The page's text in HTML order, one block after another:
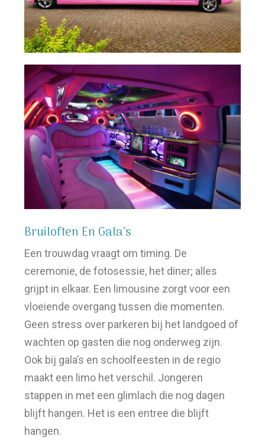
Bruiloften En Gala’s
Een trouwdag vraagt om timing. De
ceremonie, de fotosessie, het diner; alles
grijpt in elkaar. Een limousine zorgt voor een
vloeiende overgang tussen die momenten.
Geen stress over parkeren bij het landgoed of
wachten op gasten die nog onderweg zijn.
Ook bij gala’s en schoolfeesten in de regio
maakt een limo het verschil. Jongeren
stappen in met een glimlach die nog dagen
blijft hangen. Het is een entree die blijft
hangen.